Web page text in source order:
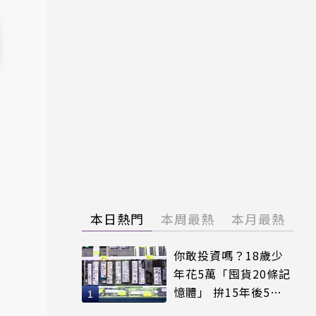
本日熱門 本周最熱 本月最熱
你敢投資嗎？18歲少
年花5萬「囤貨20條記
憶體」 拚15年後5倍